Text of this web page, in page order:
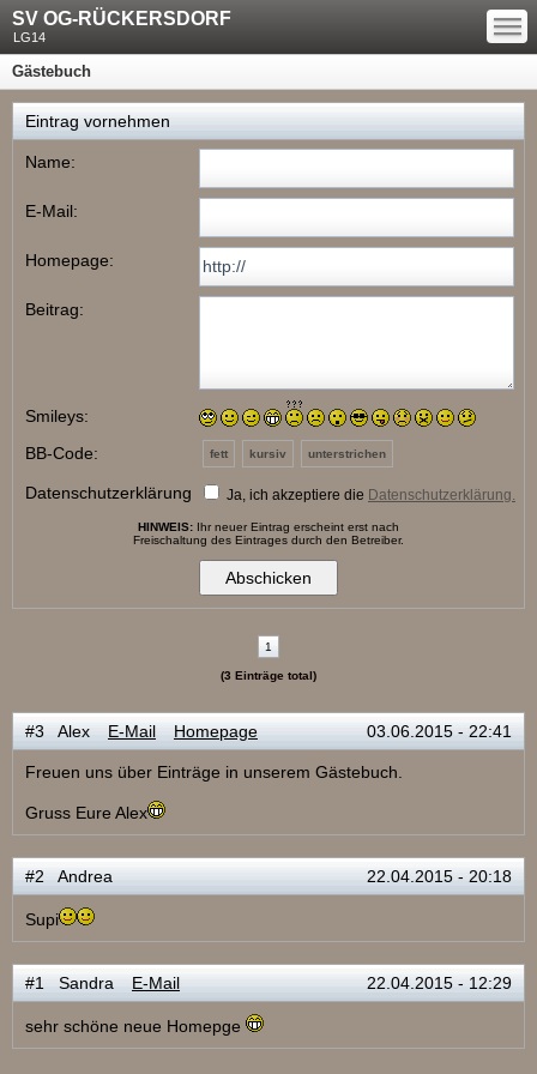
SV OG-RÜCKERSDORF
LG14
—
—
—
Gästebuch
Eintrag vornehmen
Name:
E-Mail:
Homepage:
Beitrag:
Smileys:
BB-Code:
fett kursiv unterstrichen
Datenschutzerklärung Ja, ich akzeptiere die Datenschutzerklärung.
HINWEIS: Ihr neuer Eintrag erscheint erst nach
Freischaltung des Eintrages durch den Betreiber.
1
(3 Einträge total)
#3 Alex E-Mail Homepage 03.06.2015 - 22:41
Freuen uns über Einträge in unserem Gästebuch.
Gruss Eure Alex
#2 Andrea 22.04.2015 - 20:18
Supi
#1 Sandra E-Mail 22.04.2015 - 12:29
sehr schöne neue Homepge